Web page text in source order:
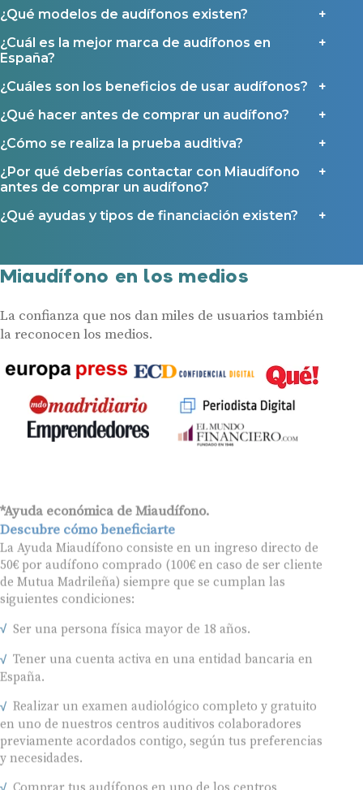
¿Qué modelos de audífonos existen?
¿Cuál es la mejor marca de audífonos en
España?
¿Cuáles son los beneficios de usar audífonos?
¿Qué hacer antes de comprar un audífono?
¿Cómo se realiza la prueba auditiva?
¿Por qué deberías contactar con Miaudífono
antes de comprar un audífono?
¿Qué ayudas y tipos de financiación existen?
Miaudífono en los medios
La confianza que nos dan miles de usuarios también
la reconocen los medios.
*Ayuda económica de Miaudífono.
Descubre cómo beneficiarte
La Ayuda Miaudífono consiste en un ingreso directo de
50€ por audífono comprado (100€ en caso de ser cliente
de Mutua Madrileña) siempre que se cumplan las
siguientes condiciones:
Ser una persona física mayor de 18 años.
Tener una cuenta activa en una entidad bancaria en
España.
Realizar un examen audiológico completo y gratuito
en uno de nuestros centros auditivos colaboradores
previamente acordados contigo, según tus preferencias
y necesidades.
Comprar tus audífonos en uno de los centros